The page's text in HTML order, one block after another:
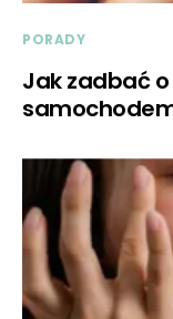
PORADY
Jak zadbać